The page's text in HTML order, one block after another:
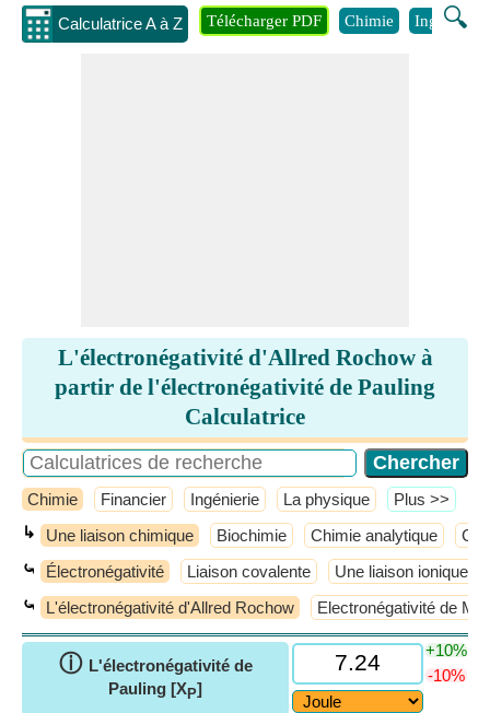
Calculatrice A à Z 🔍
Télécharger PDF Chimie Ingénierie
L'électronégativité d'Allred Rochow à
partir de l'électronégativité de Pauling
Calculatrice
Chimie Financier Ingénierie La physique ​Plus >>
↳ Une liaison chimique Biochimie Chimie analytique
⤿ Électronégativité Liaison covalente Une liaison ionique
⤿ L'électronégativité d'Allred Rochow Electronégativité de
ⓘ L'électronégativité de
Pauling [XP]
+10%
-10%